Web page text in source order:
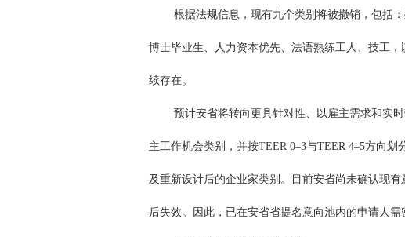
根据法规信息，现有九个类别将被撤销，包括
博士毕业生、人力资本优先、法语熟练工人、技工
续存在。
预计安省将转向更具针对性、以雇主需求和实
主工作机会类别，并按TEER 0–3与TEER 4–5方向
及重新设计后的企业家类别。目前安省尚未确认现
后失效。因此，已在安省省提名意向池内的申请人需